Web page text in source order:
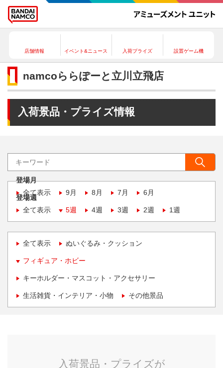
店舗情報 イベント&ニュース 入荷プライズ 設置ゲーム機
namcoららぽーと立川立飛店
入荷景品・プライズ情報
登場月
全て表示
9月 8月 7月 6月
登場週
全て表示
5週 4週 3週 2週 1週
全て表示 ぬいぐるみ・クッション
フィギュア・ホビー
キーホルダー・マスコット・アクセサリー
生活雑貨・インテリア・小物 その他景品